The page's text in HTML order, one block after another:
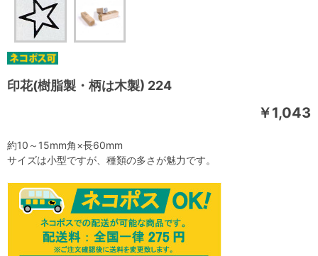
印花(樹脂製・柄は木製) 224
￥1,043
約10～15mm角×長60mm
サイズは小型ですが、種類の多さが魅力です。